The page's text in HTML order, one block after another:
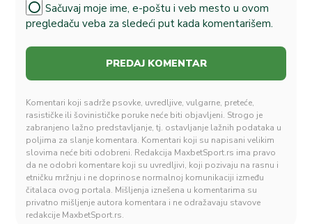
Sačuvaj moje ime, e-poštu i veb mesto u ovom
pregledaču veba za sledeći put kada komentarišem.
Komentari koji sadrže psovke, uvredljive, vulgarne, preteće,
rasističke ili šovinističke poruke neće biti objavljeni. Strogo je
zabranjeno lažno predstavljanje, tj. ostavljanje lažnih podataka u
poljima za slanje komentara. Komentari koji su napisani velikim
slovima neće biti odobreni. Redakcija MaxbetSport.rs ima pravo
da ne odobri komentare koji su uvredljivi, koji pozivaju na rasnu i
etničku mržnju i ne doprinose normalnoj komunikaciji između
čitalaca ovog portala. Mišljenja iznešena u komentarima su
privatno mišljenje autora komentara i ne odražavaju stavove
redakcije MaxbetSport.rs.